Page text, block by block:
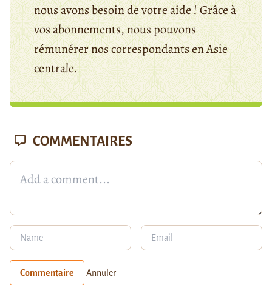
nous avons besoin de votre aide ! Grâce à
vos abonnements, nous pouvons
rémunérer nos correspondants en Asie
centrale.
COMMENTAIRES
Commentaire Annuler